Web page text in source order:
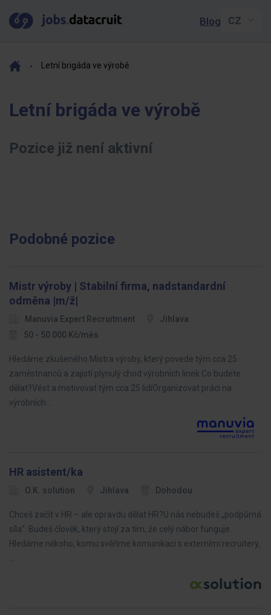
Blog
Letní brigáda ve výrobě
Letní brigáda ve výrobě
Pozice již není aktivní
Podobné pozice
Mistr výroby | Stabilní firma, nadstandardní
odměna |m/ž|
Manuvia Expert Recruitment
Jihlava
50 - 50 000 Kč/měs
Hledáme zkušeného Mistra výroby, který povede tým cca 25
zaměstnanců a zajistí plynulý chod výrobních linek.Co budete
dělat?Vést a motivovat tým cca 25 lidíOrganizovat práci na
výrobních…
HR asistent/ka
O.K. solution Jihlava Dohodou
Chceš začít v HR – ale opravdu dělat HR?U nás nebudeš „podpůrná
síla“. Budeš člověk, který stojí za tím, že celý nábor funguje.
Hledáme někoho, komu svěříme komunikaci s externími recruitery,